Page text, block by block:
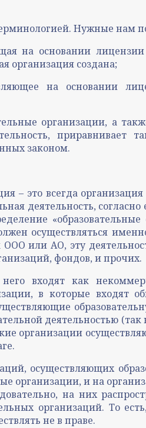
Нужные нам
на основании лицензии
организация создана;
на основании
организации, а
приравнивает
законом.
– это всегда
деятельность, согласно
осуществляться
или АО, эту
фондов, и прочих.
входят как
в которые входят
деятельностью
организации
осуществляющих
организации, и на
на них
организаций. То
не в праве.